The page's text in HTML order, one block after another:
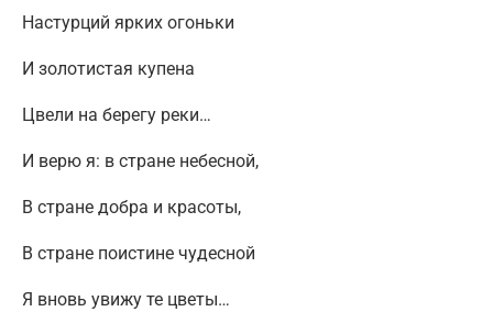
Настурций ярких огоньки
И золотистая купена
Цвели на берегу реки…
И верю я: в стране небесной,
В стране добра и красоты,
В стране поистине чудесной
Я вновь увижу те цветы…